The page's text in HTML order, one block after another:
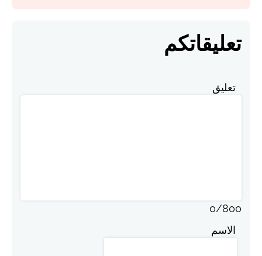
تعليقاتكم
تعليق
0/800
الاسم